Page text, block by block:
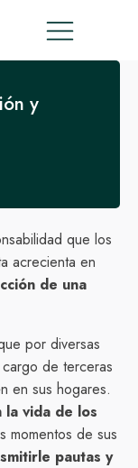
y
que los
acrecienta en
de una
por diversas
de terceras
en sus hogares.
la vida de los
momentos de sus
pautas y